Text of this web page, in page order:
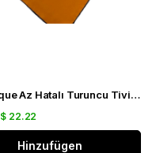
La Boutique Az Hatalı Turuncu Tivil İpek Eşarp 24862
$ 22.22
Hinzufügen